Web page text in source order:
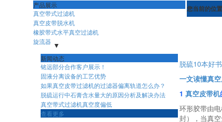
您当前的位置
脱硫10本好
一文读懂真
1 真空皮带机
环形胶带由
封），当真
产品展示
真空带式过滤机
真空皮带脱水机
橡胶带式水平真空过滤机
旋流器
脱硫旋流器
化工旋流器
新闻动态
铭远部分合作客户展示！
固液分离设备的工艺优势
如果真空皮带过滤机的过滤器偏离轨道怎么办？
脱硫运行中石膏含水量大的原因分析及解决办法
真空带式过滤机真空度偏低
查看更多